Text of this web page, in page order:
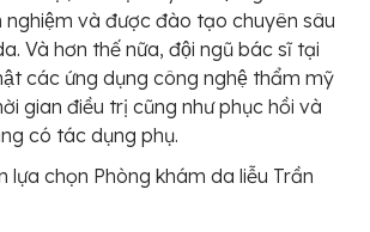
nghiệm và được đào tạo chuyên sâu
Và hơn thế nữa, đội ngũ bác sĩ tại
các ứng dụng công nghệ thẩm mỹ
gian điều trị cũng như phục hồi và
có tác dụng phụ.
lựa chọn Phòng khám da liễu Trần